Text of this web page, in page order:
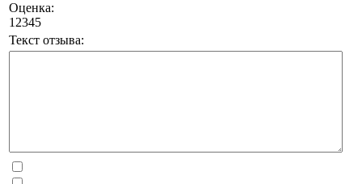
Оценка:
1 2345
Текст отзыва: